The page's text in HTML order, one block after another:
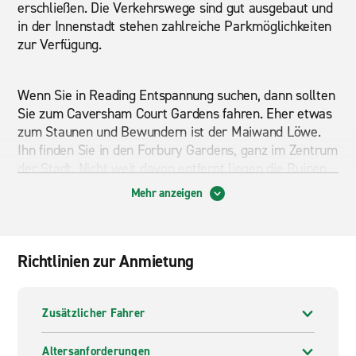
erschließen. Die Verkehrswege sind gut ausgebaut und
in der Innenstadt stehen zahlreiche Parkmöglichkeiten
zur Verfügung.
Wenn Sie in Reading Entspannung suchen, dann sollten
Sie zum Caversham Court Gardens fahren. Eher etwas
zum Staunen und Bewundern ist der Maiwand Löwe.
Ihn finden Sie in den Forbury Gardens, ganz im Zentrum
der Stadt. Nicht weit davon entfernt liegen die Ruinen
von Reading Abbey aus dem 12. Jahrhundert. Etwas
völlig anderes symbolisiert The Blade, das größte
auffallenden Kontrast zu diesen bietet. Reading ist eine
unabhängig und flexibel mit Ihrem Mietwagen von
Enterprise erreichen.
Mehr anzeigen
Richtlinien zur Anmietung
Zusätzlicher Fahrer
Altersanforderungen